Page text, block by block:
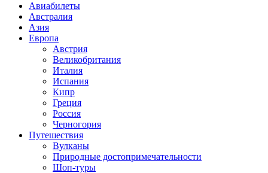
Авиабилеты
Австралия
Азия
Европа
Австрия
Великобритания
Италия
Испания
Кипр
Греция
Россия
Черногория
Путешествия
Вулканы
Природные достопримечательности
Шоп-туры